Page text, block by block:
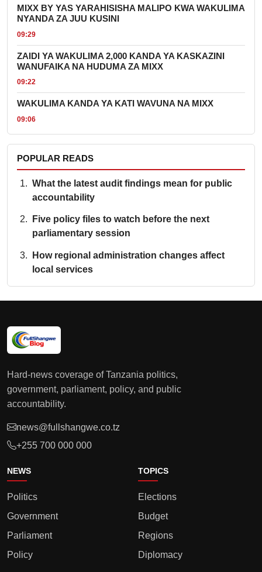
MIXX BY YAS YARAHISISHA MALIPO KWA WAKULIMA
NYANDA ZA JUU KUSINI
09:29
ZAIDI YA WAKULIMA 2,000 KANDA YA KASKAZINI
WANUFAIKA NA HUDUMA ZA MIXX
09:22
WAKULIMA KANDA YA KATI WAVUNA NA MIXX
09:06
POPULAR READS
What the latest audit findings mean for public
accountability
Five policy files to watch before the next
parliamentary session
How regional administration changes affect
local services
Hard-news coverage of Tanzania politics,
government, parliament, policy, and public
accountability.
news@fullshangwe.co.tz
+255 700 000 000
NEWS
Politics
Government
Parliament
Policy
TOPICS
Elections
Budget
Regions
Diplomacy